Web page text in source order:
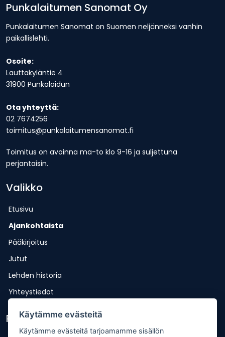
Punkalaitumen Sanomat Oy
Punkalaitumen Sanomat on Suomen neljänneksi vanhin
paikallislehti.
Osoite:
Lauttakyläntie 4
31900 Punkalaidun
Ota yhteyttä:
02 7674256
toimitus@punkalaitumensanomat.fi
Toimitus on avoinna ma-to klo 9-16 ja suljettuna
perjantaisin.
Valikko
Etusivu
Ajankohtaista
Pääkirjoitus
Jutut
Lehden historia
Yhteystiedot
Pikalinkit
Käytämme evästeitä
Käytämme evästeitä tarjoamamme sisällön